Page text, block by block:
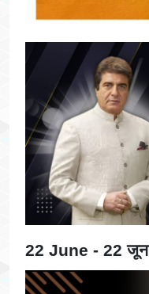
22 June - 22 जून